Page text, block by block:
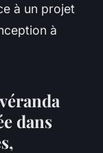
à un projet
à
dans